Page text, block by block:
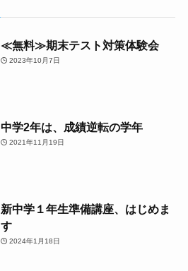
≪無料≫期末テスト対策体験会
2023年10月7日
中学2年は、成績逆転の学年
2021年11月19日
新中学１年生準備講座、はじめま
す
2024年1月18日